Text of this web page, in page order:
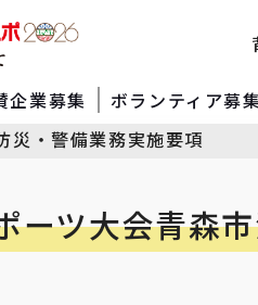
企業募集 ボランティア募集
災・警備業務実施要項
ーツ大会青森